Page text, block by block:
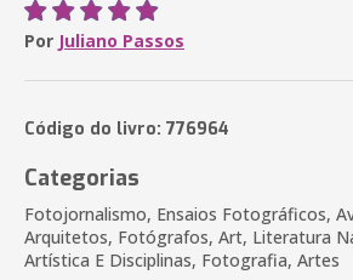
Por Juliano Passos
Código do livro: 776964
Categorias
Fotojornalismo, Ensaios Fotográficos,
Arquitetos, Fotógrafos, Art, Literatura
Artística E Disciplinas, Fotografia, Artes